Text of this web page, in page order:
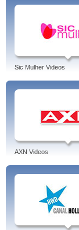
Sic Mulher Videos
AXN Videos